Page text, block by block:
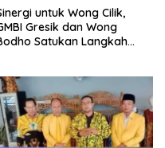
untuk Wong Cilik,
Gresik dan Wong
Satukan Langkah